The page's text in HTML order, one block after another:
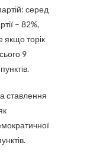
серед
– 82%,
якщо торік
9
ставлення